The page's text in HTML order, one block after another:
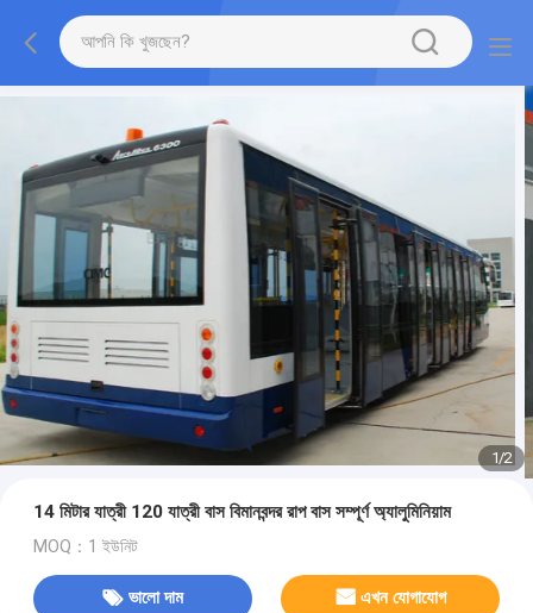
1/2
14 মিটার যাত্রী 120 যাত্রী বাস বিমানবন্দর রাপ বাস সম্পূর্ণ অ্যালুমিনিয়াম
MOQ：1 ইউনিট
ভালো দাম এখন যোগাযোগ